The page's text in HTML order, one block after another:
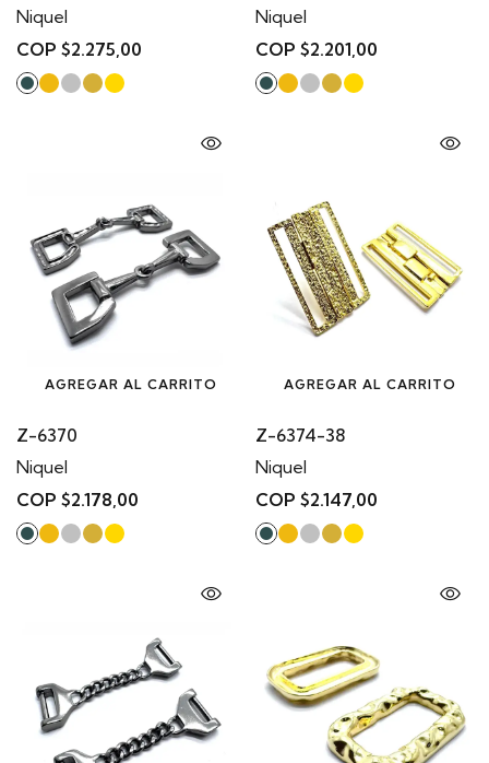
Niquel
COP $2.275,00
Niquel
COP $2.201,00
AGREGAR AL CARRITO
Z-6370
Niquel
COP $2.178,00
AGREGAR AL CARRITO
Z-6374-38
Niquel
COP $2.147,00